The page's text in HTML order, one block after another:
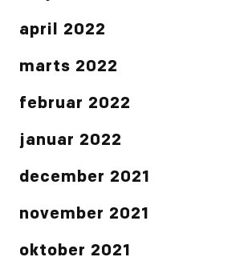
april 2022
marts 2022
februar 2022
januar 2022
december 2021
november 2021
oktober 2021